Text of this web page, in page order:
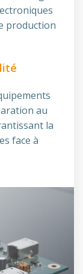
production
au
la
face à